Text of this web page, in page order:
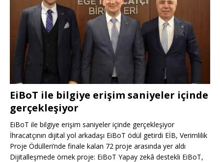
EiBoT ile bilgiye erişim saniyeler içinde
gerçekleşiyor
EiBoT ile bilgiye erişim saniyeler içinde gerçekleşiyor
İhracatçının dijital yol arkadaşı EiBoT ödül getirdi EİB, Verimlilik
Proje Ödülleri’nde finale kalan 72 proje arasında yer aldı
Dijitalleşmede örnek proje: EiBoT Yapay zekâ destekli EiBoT,